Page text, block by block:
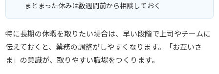
まとまった休みは数週間前から相談しておく
特に長期の休暇を取りたい場合は、早い段階で上司やチームに
伝えておくと、業務の調整がしやすくなります。「お互いさ
ま」の意識が、取りやすい職場をつくります。